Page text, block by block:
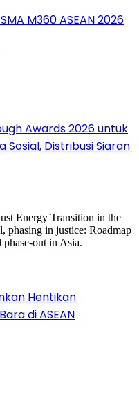
M360 ASEAN 2026
Awards 2026 untuk
Sosial, Distribusi Siaran
Hentikan
di ASEAN